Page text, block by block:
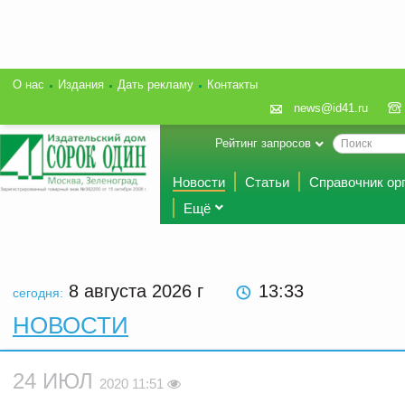
О нас Издания Дать рекламу
Контакты
news@id41.ru
Рейтинг запросов
Новости Статьи
Справочник
Ещё
сегодня: 8 августа 2026 г 13:33
НОВОСТИ
24 ИЮЛ 2020 11:51